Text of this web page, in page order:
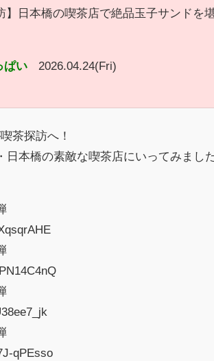
】日本橋の喫茶店で絶品玉子サンドを
ぱい
2026.04.24(Fri)
茶探訪へ！
日本橋の素敵な喫茶店にいってみまし
qPEsso